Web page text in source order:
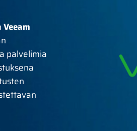
Veeam
palvelimia